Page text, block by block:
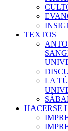
TEXTOS
LA
HACERSE